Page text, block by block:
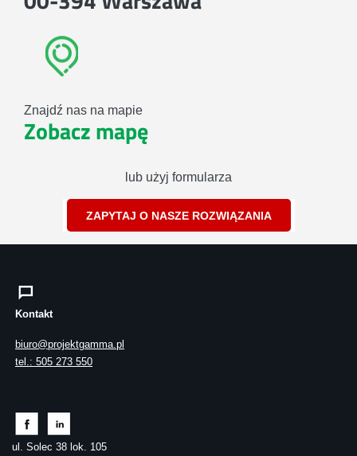
Znajdź nas na mapie
Zobacz mapę
lub użyj formularza
ZAPYTAJ O NASZE ROZWIĄZANIA
Kontakt
biuro@projektgamma.pl
tel.: 505 273 550
ul. Solec 38 lok. 105